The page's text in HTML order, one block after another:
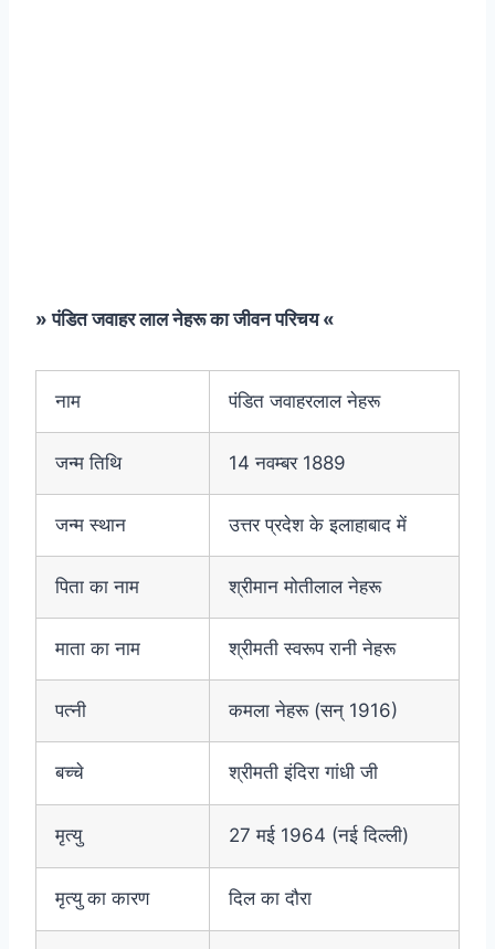
» पंडित जवाहर लाल नेहरू का जीवन परिचय «
नाम पंडित जवाहरलाल नेहरू
जन्म तिथि 14 नवम्बर 1889
जन्म स्थान उत्तर प्रदेश के इलाहाबाद में
पिता का नाम श्रीमान मोतीलाल नेहरू
माता का नाम श्रीमती स्वरूप रानी नेहरू
पत्नी कमला नेहरू (सन् 1916)
बच्चे श्रीमती इंदिरा गांधी जी
मृत्यु 27 मई 1964 (नई दिल्ली)
मृत्यु का कारण दिल का दौरा